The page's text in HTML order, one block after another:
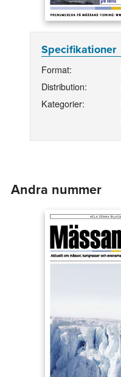
Specifikationer
Format:
Distribution:
Kategorier:
Andra nummer